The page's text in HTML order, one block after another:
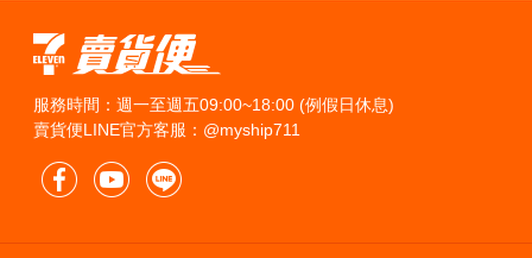
服務時間：週一至週五09:00~18:00 (例假日休息)
賣貨便LINE官方客服：@myship711